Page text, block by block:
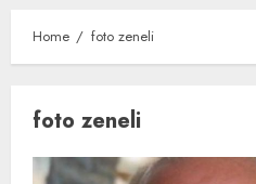
Home foto zeneli
foto zeneli